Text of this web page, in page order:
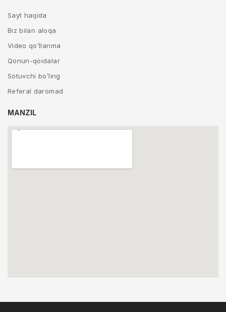
Sayt haqida
Biz bilan aloqa
Video qo’llanma
Qonun-qoidalar
Sotuvchi bo’ling
Referal daromad
MANZIL